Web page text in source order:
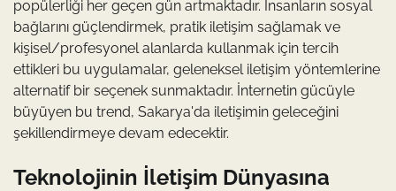
popülerliği her geçen gün artmaktadır. İnsanların sosyal
bağlarını güçlendirmek, pratik iletişim sağlamak ve
kişisel/profesyonel alanlarda kullanmak için tercih
ettikleri bu uygulamalar, geleneksel iletişim yöntemlerine
alternatif bir seçenek sunmaktadır. İnternetin gücüyle
büyüyen bu trend, Sakarya'da iletişimin geleceğini
şekillendirmeye devam edecektir.
Teknolojinin İletişim Dünyasına